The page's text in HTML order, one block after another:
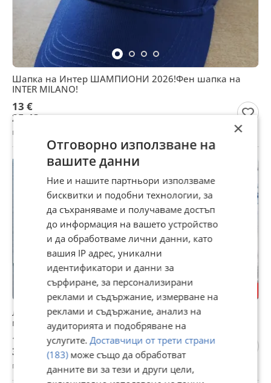
Шапка на Интер ШАМПИОНИ 2026!Фен шапка на
INTER MILANO!
13 €
25,43 лв
гр. Варна, Трошево, 02 август
Лодка за захранка Flytec V802 Pro 160 GPS точки-500
метра обхват,подарък сак,2 зарядни
199 €
389,21 лв
гр. Варна, Аспарухово, вчера, 08:47
×
Отговорно използване на
вашите данни
Ние и нашите партньори използваме
бисквитки и подобни технологии, за
да съхраняваме и получаваме достъп
до информация на вашето устройство
и да обработваме лични данни, като
вашия IP адрес, уникални
идентификатори и данни за
сърфиране, за персонализирани
реклами и съдържание, измерване на
реклами и съдържание, анализ на
аудиторията и подобряване на
услугите.Доставчици от трети страни
(183)може също да обработват
данните ви за тези и други цели,